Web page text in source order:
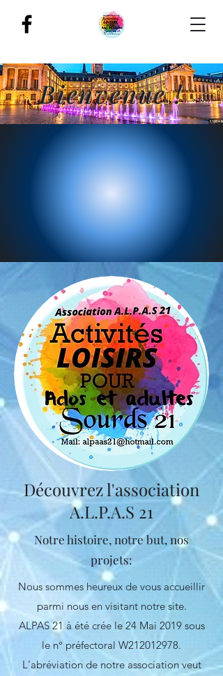
Bienvenue !
Découvrez l'association
A.L.P.A.S 21
Notre histoire, notre but, nos
projets:
Nous sommes heureux de vous accueillir
parmi nous en visitant notre site.
ALPAS 21 à été crée le 24 Mai 2019 sous
le n° préfectoral W212012978.
L'abréviation de notre association veut